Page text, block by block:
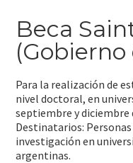
Beca
Para la realización de
nivel doctoral, en
septiembre y diciembre
Destinatarios:
investigación en
argentinas.